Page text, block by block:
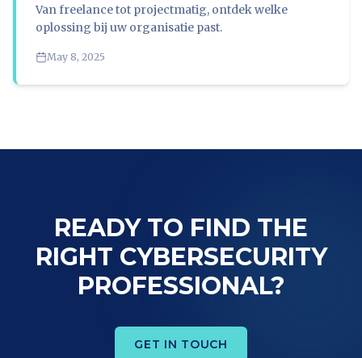
Van freelance tot projectmatig, ontdek welke
oplossing bij uw organisatie past.
May 8, 2025
READY TO FIND THE
RIGHT CYBERSECURITY
PROFESSIONAL?
GET IN TOUCH